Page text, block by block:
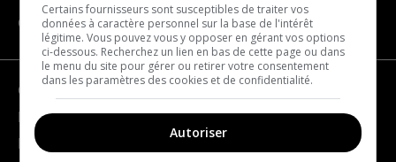
CATÉGORIES
Géographie
France
Europe
Certains fournisseurs sont susceptibles de traiter vos
données à caractère personnel sur la base de l'intérêt
légitime. Vous pouvez vous y opposer en gérant vos options
ci-dessous. Recherchez un lien en bas de cette page ou dans
le menu du site pour gérer ou retirer votre consentement
dans les paramètres des cookies et de confidentialité.
Autoriser